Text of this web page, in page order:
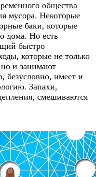
общества
мусора. Некоторые
баки, которые
дома. Но есть
быстро
которые не только
и занимают
безусловно, имеет и
Запахи,
смешиваются